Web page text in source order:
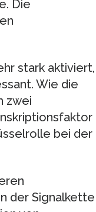
Die
stark aktiviert,
Wie die
zwei
bei der
der Signalkette